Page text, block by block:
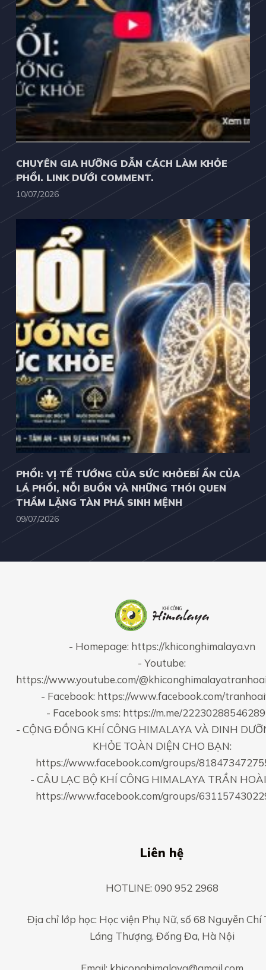
CHUYÊN GIA HƯỠNG DẪN CÁCH LÀM KHỎE
PHỔI. LINK DƯỚI COMMENT.
10/07/2026
PHỔI: VỊ TỂ TƯỚNG CỦA SỨC KHỎEBÍ ẨN CỦA
LÁ PHỔI, NỖI BUỒN VÀ NHỮNG THÓI QUEN
THẦM LẶNG TÀN PHÁ SINH MỆNH
09/07/2026
- Homepage: https://khiconghimalaya.vn
- Youtube:
https://www.youtube.com/
- Facebook: https://www.facebook.com/
- Facebook sms: https://m.me/
- CỘNG ĐỒNG KHÍ CÔNG HIMALAYA VÀ DINH
KHỎE TOÀN DIỆN CHO BẠN:
https://www.facebook.com/groups/
- CÂU LẠC BỘ KHÍ CÔNG HIMALAYA TRẦN
https://www.facebook.com/groups/
Liên hệ
HOTLINE: 090 952 2968
Địa chỉ lớp học: Học viện Phụ Nữ, số 68 Nguyễn Chí
Láng Thượng, Đống Đa, Hà Nội